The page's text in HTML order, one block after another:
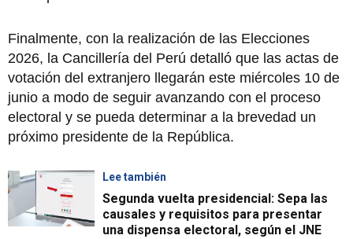
Finalmente, con la realización de las Elecciones
2026, la Cancillería del Perú detalló que las actas de
votación del extranjero llegarán este miércoles 10 de
junio a modo de seguir avanzando con el proceso
electoral y se pueda determinar a la brevedad un
próximo presidente de la República.
Lee también
Segunda vuelta presidencial: Sepa las
causales y requisitos para presentar
una dispensa electoral, según el JNE